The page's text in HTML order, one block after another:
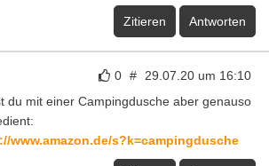
Zitieren Antworten
0 # 29.07.20 um 16:10
du mit einer Campingdusche aber genauso
www.amazon.de/s?k=campingdusche